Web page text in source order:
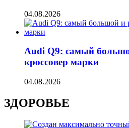
04.08.2026
Audi Q9: самый
кроссовер марки
04.08.2026
ЗДОРОВЬЕ